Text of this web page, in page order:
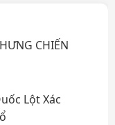
CHIẾN
Lột Xác